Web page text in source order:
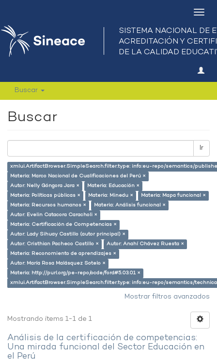
Buscar
Buscar
Ir
xmlui.ArtifactBrowser.SimpleSearch.filter.type: info:eu-repo/semantics/
Materia: Marco Nacional de Cualificaciones del Perú ×
Autor: Nelly Góngora Jara ×
Materia: Educación ×
Materia: Políticas públicas ×
Materia: Minedu ×
Materia: Mapa funcional ×
Materia: Recursos humanos ×
Materia: Análisis funcional ×
Autor: Evelin Catacora Caracholi ×
Materia: Certificación de Competencias ×
Autor: Lady Sihuay Castillo (autor principal) ×
Autor: Cristhian Pacheco Castillo ×
Autor: Anahí Chávez Ruesta ×
Materia: Reconomiento de aprendizajes ×
Autor: María Rosa Malásquez Sotelo ×
Materia: http://purl.org/pe-repo/ocde/ford#5.03.01 ×
xmlui.ArtifactBrowser.SimpleSearch.filter.type: info:eu-repo/semantics/
Mostrar filtros avanzados
Mostrando ítems 1-1 de 1
Análisis de la certificación de competencias:
Una mirada funcional del Sector Educación en
el Perú